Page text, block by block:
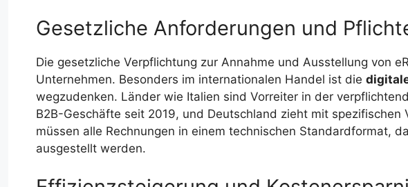
Gesetzliche Anforderungen und
Die gesetzliche Verpflichtung zur Annahme und Ausstellung von
Unternehmen. Besonders im internationalen Handel ist die
wegzudenken. Länder wie Italien sind Vorreiter in der
B2B-Geschäfte seit 2019, und Deutschland zieht mit spezifischen
müssen alle Rechnungen in einem technischen Standardformat,
ausgestellt werden.